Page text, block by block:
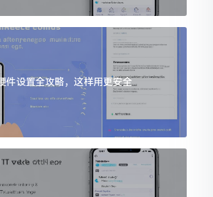
件设置全攻略，这样用更安全